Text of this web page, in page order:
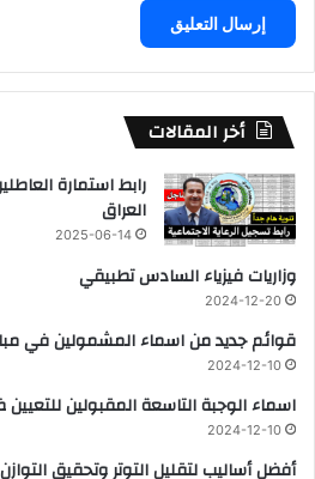
أخر المقالات
العراق
2025-06-14
وزاريات فيزياء السادس تطبيقي
2024-12-20
قوائم جديد من اسماء المشمولين في مبالغ
2024-12-10
اسماء الوجبة التاسعة المقبولين للتعيين ضمن
2024-12-10
أفضل أساليب لتقليل التوتر وتحقيق